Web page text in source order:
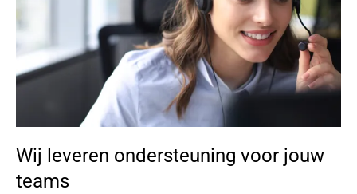
Wij leveren ondersteuning voor jouw
teams